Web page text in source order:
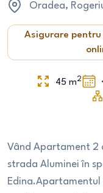
Oradea,
Asigurare
45 m2
Vând Apartament 2
strada Aluminei în
Edina.Apartamentul